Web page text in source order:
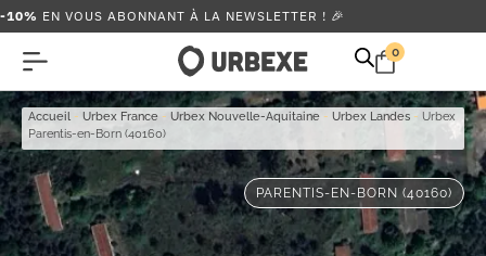
-10% EN VOUS ABONNANT À LA NEWSLETTER ! 🎉
0
Accueil - Urbex France - Urbex Nouvelle-Aquitaine - Urbex Landes - Urbex
Parentis-en-Born (40160)
PARENTIS-EN-BORN (40160)